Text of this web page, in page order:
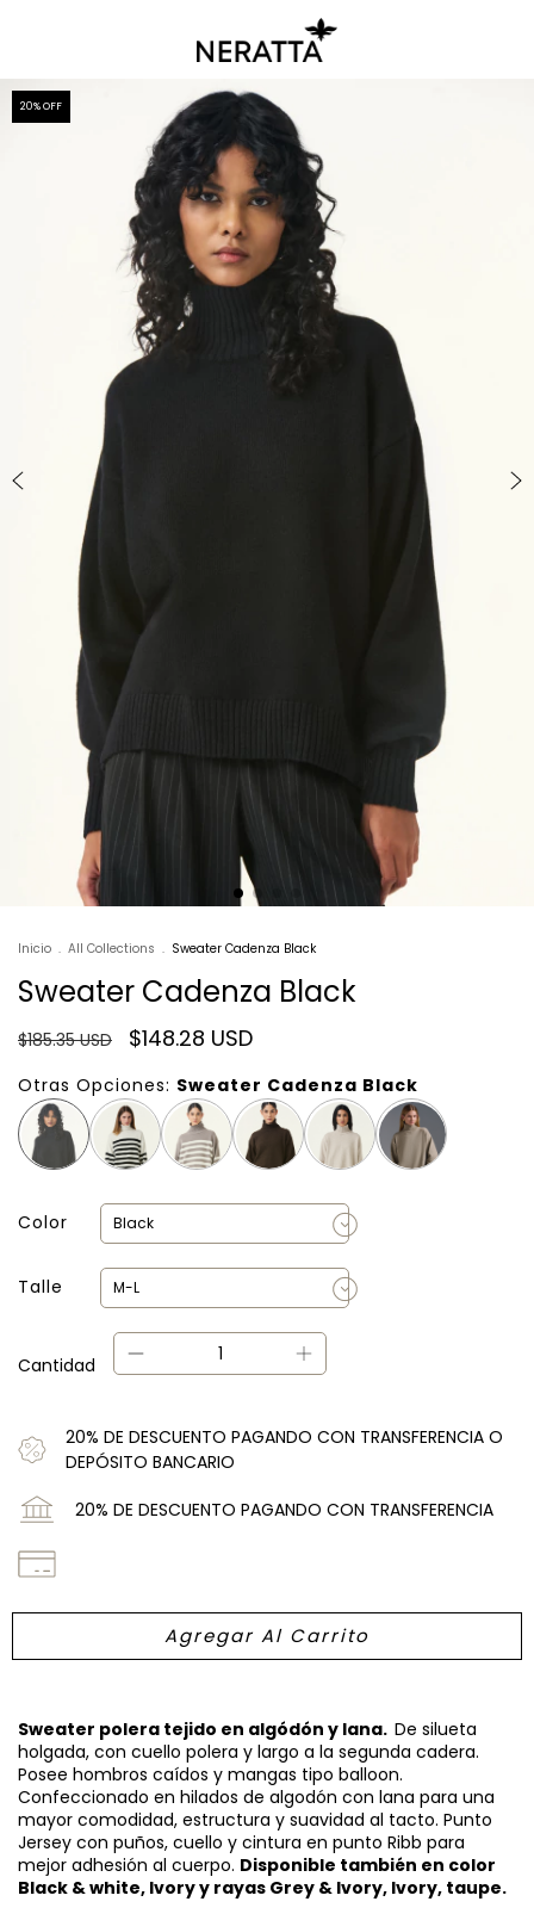
20% OFF
Inicio . All Collections . Sweater Cadenza Black
Sweater Cadenza Black
$185.35 USD $148.28 USD
Otras Opciones: Sweater Cadenza Black
Color
Talle
Cantidad
20% DE DESCUENTO PAGANDO CON TRANSFERENCIA O
DEPÓSITO BANCARIO
20% DE DESCUENTO PAGANDO CON TRANSFERENCIA
Sweater polera tejido en algódón y lana. De silueta
holgada, con cuello polera y largo a la segunda cadera.
Posee hombros caídos y mangas tipo balloon.
Confeccionado en hilados de algodón con lana para una
mayor comodidad, estructura y suavidad al tacto. Punto
Jersey con puños, cuello y cintura en punto Ribb para
mejor adhesión al cuerpo. Disponible también en color
Black & white, Ivory y rayas Grey & Ivory, Ivory, taupe.